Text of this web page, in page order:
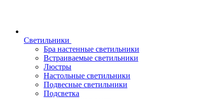
Светильники
Бра настенные светильники
Встраиваемые светильники
Люстры
Настольные светильники
Подвесные светильники
Подсветка